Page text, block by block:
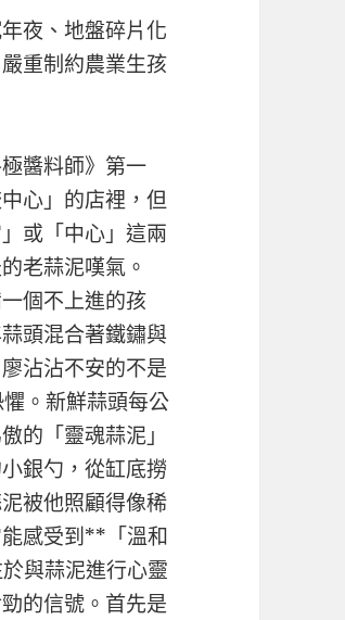
夜、地盤碎片化
重制約農業生孩
醬料師》第一
心」的店裡，但
或「中心」這兩
老蒜泥嘆氣。
個不上進的孩
頭混合著鐵鏽與
沾沾不安的不是
。新鮮蒜頭每公
的「靈魂蒜泥」
銀勺，從缸底撈
被他照顧得像稀
感受到**「溫和
與蒜泥進行心靈
的信號。首先是